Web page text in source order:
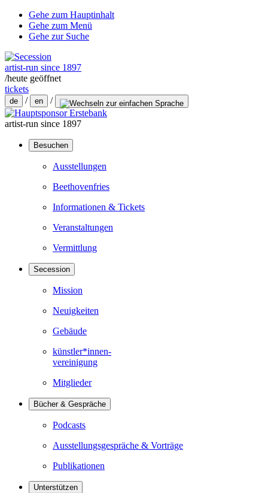
Gehe zum Hauptinhalt
Gehe zum Menü
Gehe zur Suche
artist-run since 1897
/heute geöffnet
tickets
de / en /
artist-run since 1897
Besuchen
Ausstellungen
Beethovenfries
Informationen & Tickets
Veranstaltungen
Vermittlung
Secession
Mission
Neuigkeiten
Gebäude
künstler*innen-
vereinigung
Mitglieder
Bücher & Gespräche
Podcasts
Ausstellungsgespräche & Vorträge
Publikationen
Unterstützen